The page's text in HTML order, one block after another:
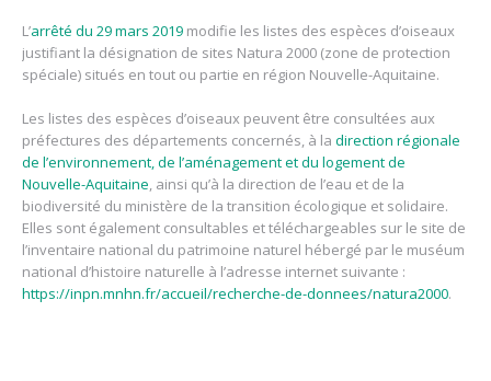
L’arrêté du 29 mars 2019 modifie les listes des espèces d’oiseaux
justifiant la désignation de sites Natura 2000 (zone de protection
spéciale) situés en tout ou partie en région Nouvelle-Aquitaine.
Les listes des espèces d’oiseaux peuvent être consultées aux
préfectures des départements concernés, à la direction régionale
de l’environnement, de l’aménagement et du logement de
Nouvelle-Aquitaine, ainsi qu’à la direction de l’eau et de la
biodiversité du ministère de la transition écologique et solidaire.
Elles sont également consultables et téléchargeables sur le site de
l’inventaire national du patrimoine naturel hébergé par le muséum
national d’histoire naturelle à l’adresse internet suivante :
https://inpn.mnhn.fr/accueil/recherche-de-donnees/natura2000.